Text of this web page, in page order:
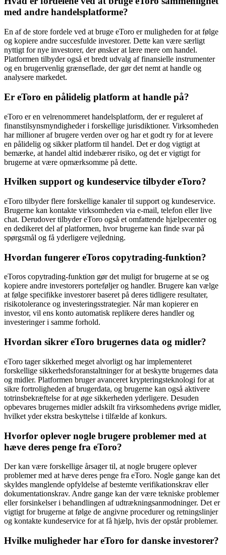
med andre handelsplatforme?
En af de store fordele ved at bruge eToro er muligheden for at følge
og kopiere andre succesfulde investorer. Dette kan være særligt
nyttigt for nye investorer, der ønsker at lære mere om handel.
Platformen tilbyder også et bredt udvalg af finansielle instrumenter
og en brugervenlig grænseflade, der gør det nemt at handle og
analysere markedet.
Er eToro en pålidelig platform at handle på?
eToro er en velrenommeret handelsplatform, der er reguleret af
finanstilsynsmyndigheder i forskellige jurisdiktioner. Virksomheden
har millioner af brugere verden over og har et godt ry for at levere
en pålidelig og sikker platform til handel. Det er dog vigtigt at
bemærke, at handel altid indebærer risiko, og det er vigtigt for
brugerne at være opmærksomme på dette.
Hvilken support og kundeservice tilbyder eToro?
eToro tilbyder flere forskellige kanaler til support og kundeservice.
Brugerne kan kontakte virksomheden via e-mail, telefon eller live
chat. Derudover tilbyder eToro også et omfattende hjælpecenter og
en dedikeret del af platformen, hvor brugerne kan finde svar på
spørgsmål og få yderligere vejledning.
Hvordan fungerer eToros copytrading-funktion?
eToros copytrading-funktion gør det muligt for brugerne at se og
kopiere andre investorers porteføljer og handler. Brugere kan vælge
at følge specifikke investorer baseret på deres tidligere resultater,
risikotolerance og investeringsstrategier. Når man kopierer en
investor, vil ens konto automatisk replikere deres handler og
investeringer i samme forhold.
Hvordan sikrer eToro brugernes data og midler?
eToro tager sikkerhed meget alvorligt og har implementeret
forskellige sikkerhedsforanstaltninger for at beskytte brugernes data
og midler. Platformen bruger avanceret krypteringsteknologi for at
sikre fortroligheden af brugerdata, og brugerne kan også aktivere
totrinsbekræftelse for at øge sikkerheden yderligere. Desuden
opbevares brugernes midler adskilt fra virksomhedens øvrige midler,
hvilket yder ekstra beskyttelse i tilfælde af konkurs.
Hvorfor oplever nogle brugere problemer med at
hæve deres penge fra eToro?
Der kan være forskellige årsager til, at nogle brugere oplever
problemer med at hæve deres penge fra eToro. Nogle gange kan det
skyldes manglende opfyldelse af bestemte verifikationskrav eller
dokumentationskrav. Andre gange kan der være tekniske problemer
eller forsinkelser i behandlingen af udtrækningsanmodninger. Det er
vigtigt for brugerne at følge de angivne procedurer og retningslinjer
og kontakte kundeservice for at få hjælp, hvis der opstår problemer.
Hvilke muligheder har eToro for danske investorer?